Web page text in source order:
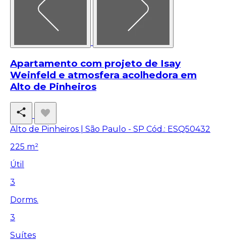
Apartamento com projeto de Isay
Weinfeld e atmosfera acolhedora em
Alto de Pinheiros
Alto de Pinheiros | São Paulo - SP Cód.: ESQ50432
225 m²
Útil
3
Dorms.
3
Suítes